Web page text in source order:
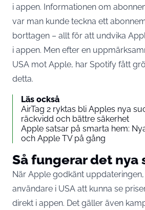
i appen. Informationen om
var man kunde teckna ett
borttagen – allt för att undvika
i appen. Men efter en
USA mot Apple, har Spotify fått
detta.
Läs också
AirTag 2 ryktas bli Apples nya
räckvidd och bättre säkerhet
Apple satsar på smarta hem:
och Apple TV på gång
Så fungerar det nya
När Apple godkänt
användare i USA att kunna se
direkt i appen. Det gäller även